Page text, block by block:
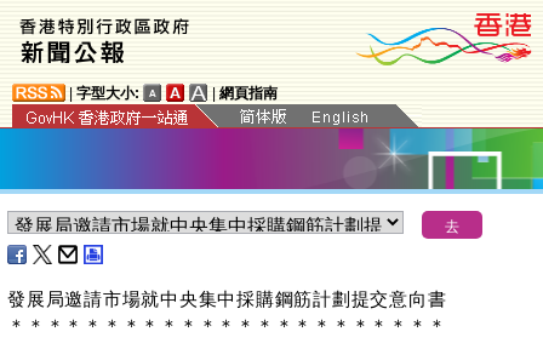
字型大小: 網頁指南
發展局邀請市場就中央集中採購鋼筋計劃提交意向書
＊ ＊ ＊ ＊ ＊ ＊ ＊ ＊ ＊ ＊ ＊ ＊ ＊ ＊ ＊ ＊ ＊ ＊ ＊ ＊ ＊ ＊ ＊